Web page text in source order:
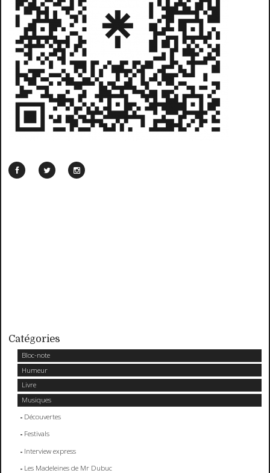
Catégories
Bloc-note
Humeur
Livre
Musiques
Découvertes
Festivals
Interview express
Les Madeleines de Mr Dubuc